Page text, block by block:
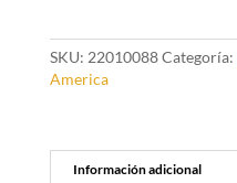
SKU: 22010088Categoría:
America
Información adicional